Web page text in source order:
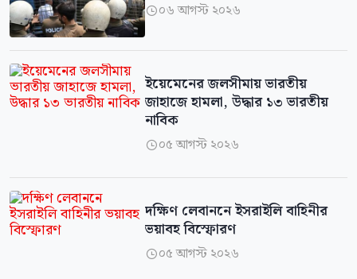
০৬ আগস্ট ২০২৬
ইয়েমেনের জলসীমায় ভারতীয়
জাহাজে হামলা, উদ্ধার ১৩ ভারতীয়
নাবিক
০৫ আগস্ট ২০২৬
দক্ষিণ লেবাননে ইসরাইলি বাহিনীর
ভয়াবহ বিস্ফোরণ
০৫ আগস্ট ২০২৬